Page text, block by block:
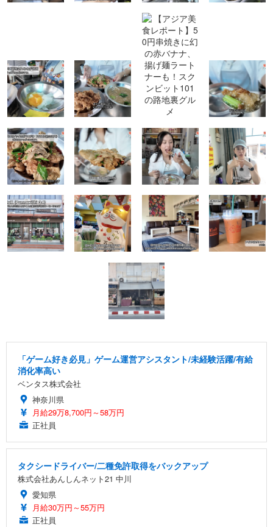
「ゲーム好き必見」ゲーム運営アシスタント/未経験活躍/有給
消化率高い
ベンタス株式会社
神奈川県
月給29万8,700円～58万円
正社員
タクシードライバー/二種免許取得をバックアップ
株式会社あんしんネット21 中川
愛知県
月給30万円～55万円
正社員